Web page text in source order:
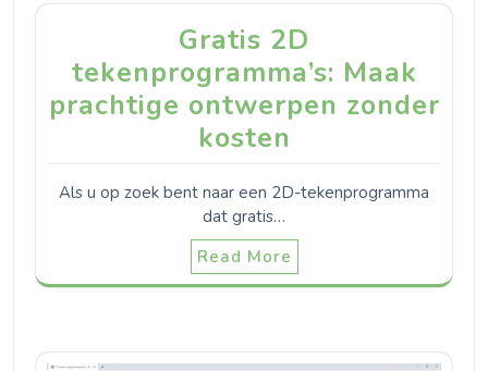
Gratis 2D
tekenprogramma’s: Maak
prachtige ontwerpen zonder
kosten
Als u op zoek bent naar een 2D-tekenprogramma
dat gratis…
Read More